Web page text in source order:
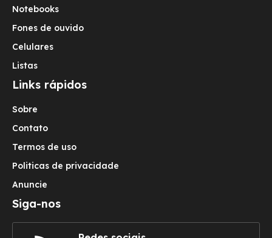
Notebooks
Fones de ouvido
Celulares
Listas
Links rápidos
Sobre
Contato
Termos de uso
Politicas de privacidade
Anuncie
Siga-nos